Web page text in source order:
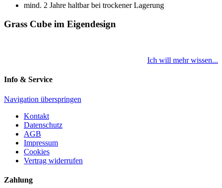
mind. 2 Jahre haltbar bei trockener Lagerung
Grass Cube im Eigendesign
Ich will mehr wissen...
Info & Service
Navigation überspringen
Kontakt
Datenschutz
AGB
Impressum
Cookies
Vertrag widerrufen
Zahlung